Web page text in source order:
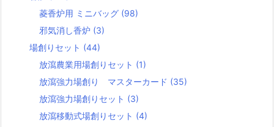
菱香炉用 ミニバッグ (98)
邪気消し香炉 (3)
場創りセット (44)
放瀉農業用場創りセット (1)
放瀉強力場創り マスターカード (35)
放瀉強力場創りセット (3)
放瀉移動式場創りセット (4)